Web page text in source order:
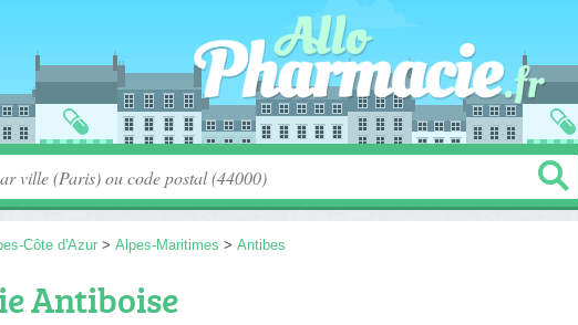
Côte d'Azur > Alpes-Maritimes > Antibes
Antiboise